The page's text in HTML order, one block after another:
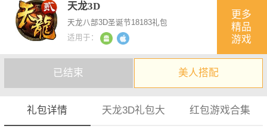
天龙3D
天龙八部3D圣诞节18183礼包
适用于：
更多
精品
游戏
建议您收藏本页方便实时查看最新礼包
已结束
美人搭配
礼包详情 天龙3D礼包大 红包游戏合集